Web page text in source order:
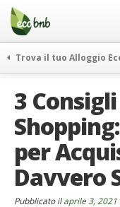
Menu
Salta
contenuto
Offerte Speciali
Regali
FAQ
Chi Siamo
Partner
Contatti
Trova il tuo Alloggio
itinerari
curiosità
vivere e viaggiare
news ed eventi
ecohotel
3
per
Davvero
Pubblicato ilaprile 3, 2021